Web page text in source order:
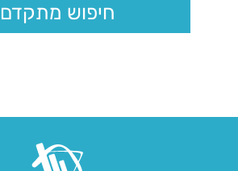
חיפוש מתקדם